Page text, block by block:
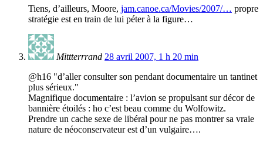
Tiens, d’ailleurs, Moore, jam.canoe.ca/Movies/2007/… propre
stratégie est en train de lui péter à la figure…
Mittterrrand 28 avril 2007, 1 h 20 min
@h16 "d’aller consulter son pendant documentaire un tantinet
plus sérieux."
Magnifique documentaire : l’avion se propulsant sur décor de
bannière étoilés : ho c’est beau comme du Wolfowitz.
Prendre un cache sexe de libéral pour ne pas montrer sa vraie
nature de néoconservateur est d’un vulgaire….